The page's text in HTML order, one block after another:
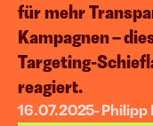
Social
Corporate
für mehr
Kampagnen –
reagiert.
16.07.2025- Philipp